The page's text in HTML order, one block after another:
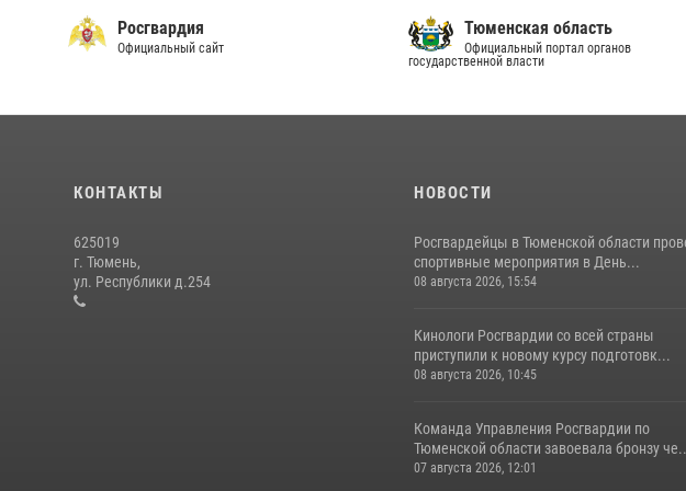
Росгвардия
Официальный сайт
Тюменская область
Официальный портал органов
государственной власти
КОНТАКТЫ
625019
г. Тюмень,
ул. Республики д.254
НОВОСТИ
Росгвардейцы в Тюменской области
спортивные мероприятия в День...
08 августа 2026, 15:54
Кинологи Росгвардии со всей страны
приступили к новому курсу подготовк...
08 августа 2026, 10:45
Команда Управления Росгвардии по
Тюменской области завоевала бронзу
07 августа 2026, 12:01